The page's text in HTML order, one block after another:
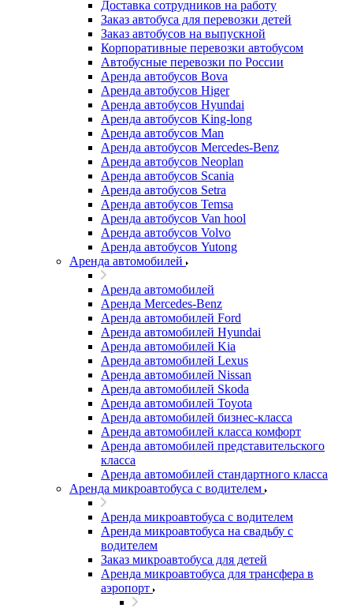
Доставка сотрудников на работу
Заказ автобуса для перевозки детей
Заказ автобусов на выпускной
Корпоративные перевозки автобусом
Автобусные перевозки по России
Аренда автобусов Bova
Аренда автобусов Higer
Аренда автобусов Hyundai
Аренда автобусов King-long
Аренда автобусов Man
Аренда автобусов Mercedes-Benz
Аренда автобусов Neoplan
Аренда автобусов Scania
Аренда автобусов Setra
Аренда автобусов Temsa
Аренда автобусов Van hool
Аренда автобусов Volvo
Аренда автобусов Yutong
Аренда автомобилей
Аренда автомобилей
Аренда Mercedes-Benz
Аренда автомобилей Ford
Аренда автомобилей Hyundai
Аренда автомобилей Kia
Аренда автомобилей Lexus
Аренда автомобилей Nissan
Аренда автомобилей Skoda
Аренда автомобилей Toyota
Аренда автомобилей бизнес-класса
Аренда автомобилей класса комфорт
Аренда автомобилей представительского
класса
Аренда автомобилей стандартного класса
Аренда микроавтобуса с водителем
Аренда микроавтобуса с водителем
Аренда микроавтобуса на свадьбу с
водителем
Заказ микроавтобуса для детей
Аренда микроавтобуса для трансфера в
аэропорт